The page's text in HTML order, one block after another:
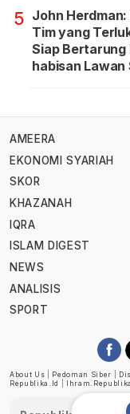
5 John Herdman:
Tim yang
Siap Bertarung
habisan Lawan
AMEERA
EKONOMI SYARIAH
SKOR
KHAZANAH
IQRA
ISLAM DIGEST
NEWS
ANALISIS
SPORT
About Us Pedoman Siber
Republika.id